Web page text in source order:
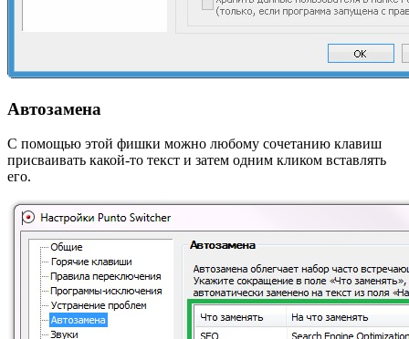
Автозамена
С помощью этой фишки можно любому сочетанию клавиш
присваивать какой-то текст и затем одним кликом вставлять
его.